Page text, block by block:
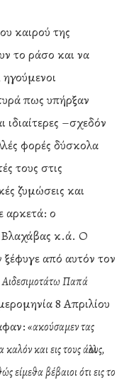
καιρού της
το ράσο και να
πως υπήρξαν
ιδιαίτερες –σχεδόν
φορές δύσκολα
τους στις
ζυμώσεις και
αρκετά: ο
κ.ά. Ο
από αυτόν τον
Παπά
8 Απριλίου
«ακούσαμεν τας
και εις τους άλλους,
βέβαιοι ότι εις το